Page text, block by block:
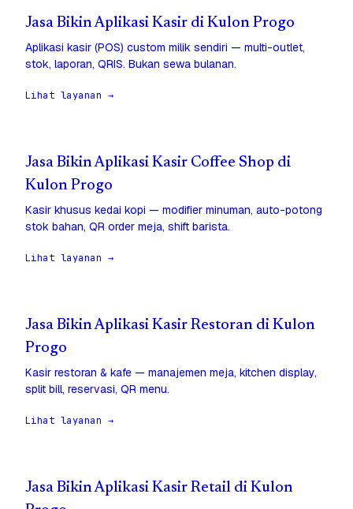
Jasa Bikin Aplikasi Kasir di Kulon Progo
Aplikasi kasir (POS) custom milik sendiri — multi-outlet,
stok, laporan, QRIS. Bukan sewa bulanan.
Lihat layanan →
Jasa Bikin Aplikasi Kasir Coffee Shop di
Kulon Progo
Kasir khusus kedai kopi — modifier minuman, auto-potong
stok bahan, QR order meja, shift barista.
Lihat layanan →
Jasa Bikin Aplikasi Kasir Restoran di Kulon
Progo
Kasir restoran & kafe — manajemen meja, kitchen display,
split bill, reservasi, QR menu.
Lihat layanan →
Jasa Bikin Aplikasi Kasir Retail di Kulon